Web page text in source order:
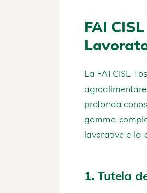
FAI
La FAI CISL
profonda
gamma
lavorative e la
1. Tutela